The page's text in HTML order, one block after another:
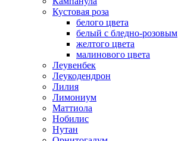
Кустовая роза
белого цвета
белый с бледно-розовым
желтого цвета
малинового цвета
Леувенбек
Леукодендрон
Лилия
Лимониум
Маттиола
Нобилис
Нутан